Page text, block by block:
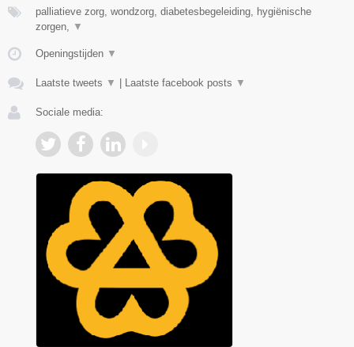
palliatieve zorg, wondzorg, diabetesbegeleiding, hygiënische
zorgen, ▼
Openingstijden ▼
Laatste tweets ▼ Laatste facebook posts ▼
Sociale media: